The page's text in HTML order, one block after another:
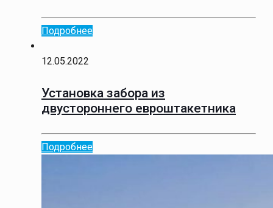
Подробнее
12.05.2022
Установка забора из
двустороннего евроштакетника
Подробнее